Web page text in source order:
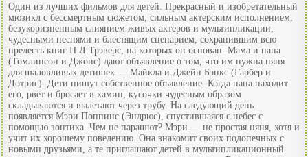
Один из лучших фильмов для детей. Прекрасный и изобретательный
мюзикл с бессмертным сюжетом, сильным актерским исполнением,
безукоризненным слиянием живых актеров и мультипликации,
чудесными песнями и блестящим сценарием, сохранившим всю
прелесть книг П.Л.Трэверс, на которых он основан. Мама и папа
(Томлинсон и Джонс) дают объявление о том, что им нужна няня
для шаловливых детишек — Майкла и Джейн Бэнкс (Гарбер и
Дотрис). Дети пишут собственное объявление. Когда папа находит
его, рвет и бросает в камин, кусочки чудесным образом
складываются и вылетают через трубу. На следующий день
появляется Мэри Поппинс (Эндрюс), спустившаяся с небес с
помощью зонтика. Чем не парашют? Мэри — не простая няня, хотя и
учит их хорошему поведению. Она знакомит своих подопечных с
новыми друзьями, а те приглашают детей в мультипликационный